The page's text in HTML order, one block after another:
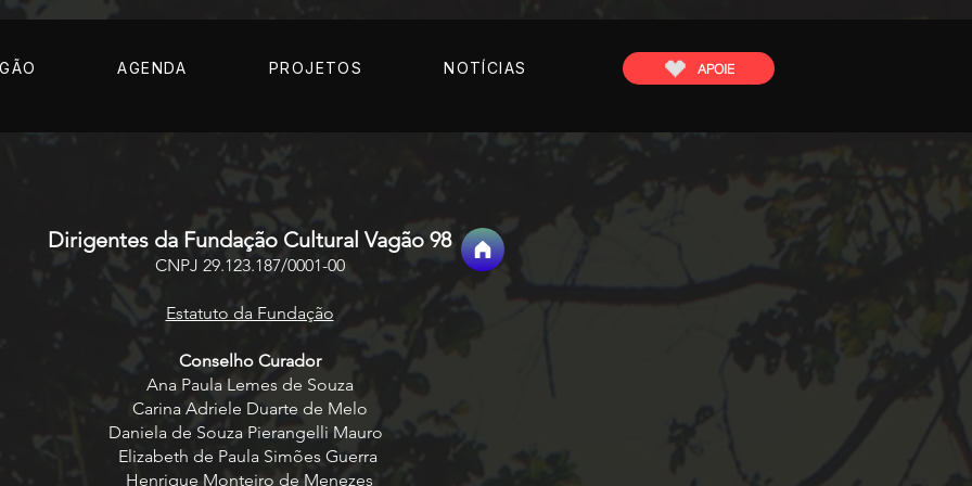
AGENDA PROJETOS NOTÍCIAS APOIE
Dirigentes da Fundação Cultural Vagão 98
CNPJ 29.123.187/0001-00
Estatuto da Fundação
Conselho Curador
Ana Paula Lemes de Souza
Carina Adriele Duarte de Melo
Daniela de Souza Pierangelli Mauro
Elizabeth de Paula Simões Guerra
Henrique Monteiro de Menezes